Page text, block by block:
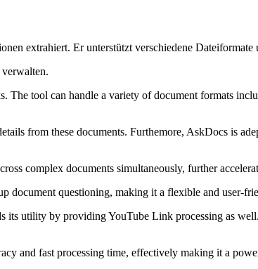
extrahiert. Er unterstützt verschiedene Dateiformate
The tool can handle a variety of document formats
from these documents. Furthemore, AskDocs is
complex documents simultaneously, further
document questioning, making it a flexible and user-
utility by providing YouTube Link processing as
and fast processing time, effectively making it a